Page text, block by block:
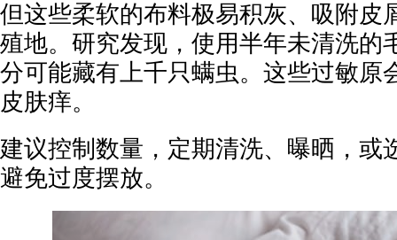
但这些柔软的布料极易积灰、吸附皮
殖地。研究发现，使用半年未清洗的
分可能藏有上千只螨虫。这些过敏原
皮肤痒。
建议控制数量，定期清洗、曝晒，或
避免过度摆放。